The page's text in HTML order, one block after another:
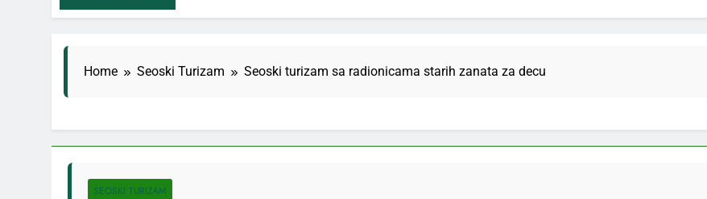
Home Seoski Turizam Seoski turizam sa radionicama starih zanata za decu
SEOSKI TURIZAM